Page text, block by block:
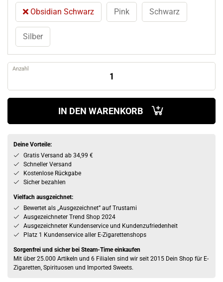
Obsidian Schwarz Pink Schwarz
Silber
Anzahl
IN DEN WARENKORB
Deine Vorteile:
Gratis Versand ab 34,99 €
Schneller Versand
Kostenlose Rückgabe
Sicher bezahlen
Vielfach ausgzeichnet:
Bewertet als „Ausgezeichnet” auf Trustami
Ausgezeichneter Trend Shop 2024
Ausgezeichneter Kundenservice und Kundenzufriedenheit
Platz 1 Kundenservice aller E-Zigarettenshops
Sorgenfrei und sicher bei Steam-Time einkaufen
Mit über 25.000 Artikeln und 6 Filialen sind wir seit 2015 Dein Shop für E-
Zigaretten, Spirituosen und Imported Sweets.